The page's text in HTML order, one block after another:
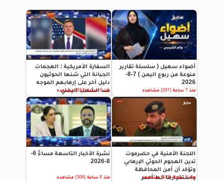
أضواء سهيل ( سلسلة تقارير
منوعة من ربوع اليمن ) 7-8-
2026
منذ 7 ساعة (297) مشاهده
السفارة الأمريكية : الهجمات
الجبانة التي شنها الحوثيون
دليل آخر على إرهابهم الموجه
ضد الشعب اليمني
منذ 8 ساعة (334) مشاهده
اللجنة الأمنية في حضرموت
تدين الهجوم الحوثي الإرهابي
وتؤكد أن أمن المحافظة
واستقرارها خط أحمر
منذ 8 ساعة (313) مشاهده
نشرة الأخبار التاسعة مساءً 6-
8-2026
منذ 8 ساعة (306) مشاهده